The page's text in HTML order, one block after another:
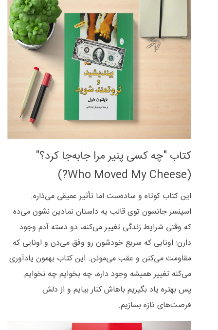
کتاب "چه کسی پنیر مرا جابه‌جا کرد؟"
(Who Moved My Cheese?)
این کتاب کوتاه و ساده‌ست اما تأثیر عمیقی می‌ذاره.
اسپنسر جانسون توی قالب یه داستان نمادین نشون می‌ده
که وقتی شرایط زندگی تغییر می‌کنه، دو دسته آدم وجود
دارن: اونایی که سریع خودشون رو وفق می‌دن و اونایی که
مقاومت می‌کنن و عقب می‌مونن. این کتاب بهمون یادآوری
می‌کنه تغییر همیشه وجود داره، چه بخوایم چه نخوایم.
پس بهتره یاد بگیریم باهاش کنار بیایم و از دلش
فرصت‌های تازه بسازیم.